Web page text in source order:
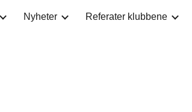
Skip to navigation
Nyheter Referater klubbene